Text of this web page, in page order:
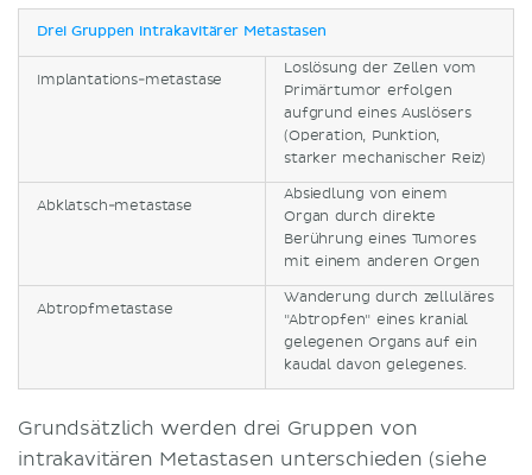
Drei Gruppen intrakavitärer Metastasen
Implantations-metastase
Loslösung der Zellen vom
Primärtumor erfolgen
aufgrund eines Auslösers
(Operation, Punktion,
starker mechanischer Reiz)
Abklatsch-metastase
Absiedlung von einem
Organ durch direkte
Berührung eines Tumores
mit einem anderen Orgen
Abtropfmetastase
Wanderung durch zelluläres
"Abtropfen" eines kranial
gelegenen Organs auf ein
kaudal davon gelegenes.
Grundsätzlich werden drei Gruppen von
intrakavitären Metastasen unterschieden (siehe